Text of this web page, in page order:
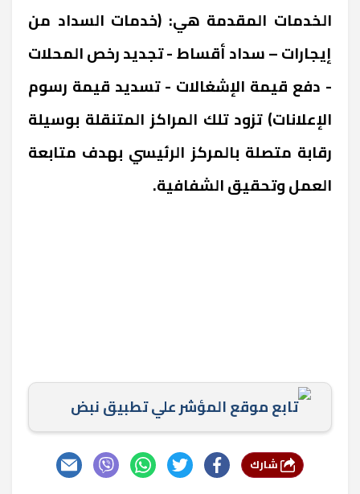
الخدمات المقدمة هي: (خدمات السداد من
إيجارات – سداد أقساط - تجديد رخص المحلات
- دفع قيمة الإشغالات - تسديد قيمة رسوم
الإعلانات) تزود تلك المراكز المتنقلة بوسيلة
رقابة متصلة بالمركز الرئيسي بهدف متابعة
العمل وتحقيق الشفافية.
تابع موقع المؤشر علي تطبيق نبض